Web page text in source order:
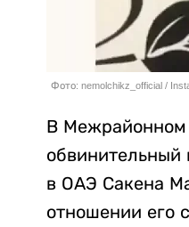
Фото: nemolchikz_official /
В Межрайонном
обвинительный
в ОАЭ Сакена
отношении его